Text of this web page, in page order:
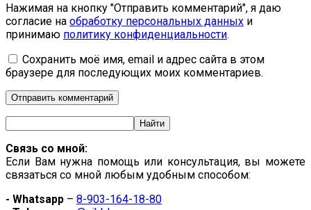
Нажимая на кнопку "Отправить комментарий", я даю
согласие на обработку персональных данных и
принимаю политику конфиденциальности.
Сохранить моё имя, email и адрес сайта в этом
браузере для последующих моих комментариев.
Связь со мной:
Если Вам нужна помощь или консультация, вы можете
связаться со мной любым удобным способом:
- Whatsapp – 8-903-164-18-80